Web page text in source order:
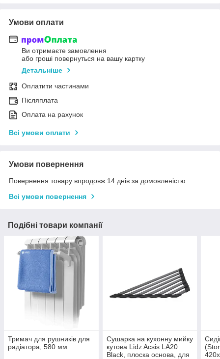
Умови оплати
Ви отримаєте замовлення
або гроші повернуться на вашу картку
Детальніше
Оплатити частинами
Післяплата
Оплата на рахунок
Всі умови оплати
Умови повернення
Повернення товару впродовж 14 днів за домовленістю
Всі умови повернення
Подібні товари компанії
Тримач для рушників для
радіатора, 580 мм
Сушарка на кухонну мийку
кутова Lidz Acsis LA20
Black, плоска основа, для